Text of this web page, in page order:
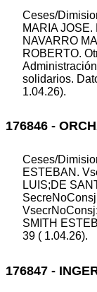
Ceses/
MARIA
NAVARRO
ROBERTO.
solidarios.
1.04.26).
176846 -
Ceses/
ESTEBAN.
LUIS;DE
SMITH
39 ( 1.04.26).
176847 -